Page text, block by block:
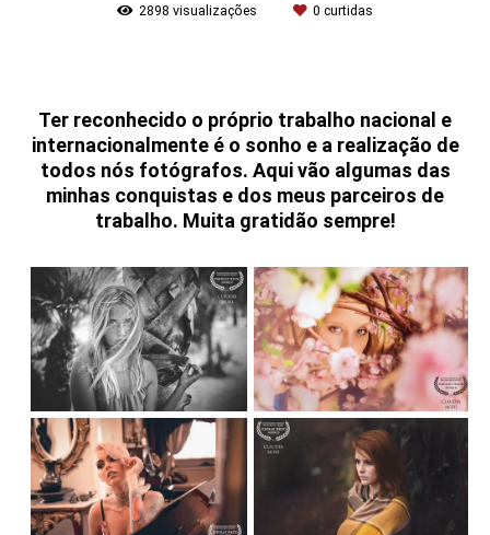
2898 visualizações 0 curtidas
Ter reconhecido o próprio trabalho nacional e
internacionalmente é o sonho e a realização de
todos nós fotógrafos. Aqui vão algumas das
minhas conquistas e dos meus parceiros de
trabalho. Muita gratidão sempre!